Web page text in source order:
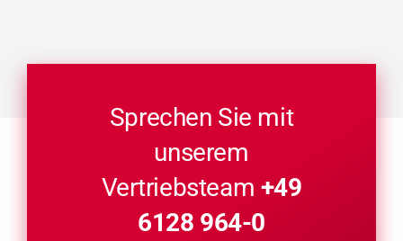
Sprechen Sie mit
unserem
Vertriebsteam +49
6128 964-0